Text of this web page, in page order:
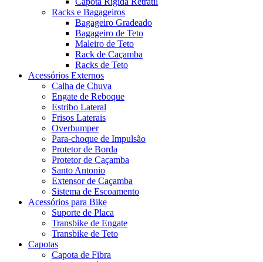
Racks e Bagageiros
Bagageiro Gradeado
Bagageiro de Teto
Maleiro de Teto
Rack de Caçamba
Racks de Teto
Acessórios Externos
Calha de Chuva
Engate de Reboque
Estribo Lateral
Frisos Laterais
Overbumper
Para-choque de Impulsão
Protetor de Borda
Protetor de Caçamba
Santo Antonio
Extensor de Caçamba
Sistema de Escoamento
Acessórios para Bike
Suporte de Placa
Transbike de Engate
Transbike de Teto
Capotas
Capota de Fibra